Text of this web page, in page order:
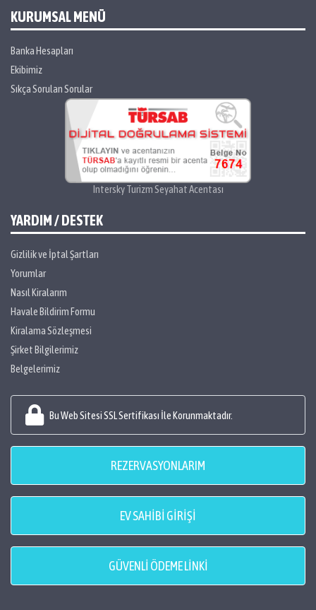
KURUMSAL MENÜ
Banka Hesapları
Ekibimiz
Sıkça Sorulan Sorular
Intersky Turizm Seyahat Acentası
YARDIM / DESTEK
Gizlilik ve İptal Şartları
Yorumlar
Nasıl Kiralarım
Havale Bildirim Formu
Kiralama Sözleşmesi
Şirket Bilgilerimiz
Belgelerimiz
Bu Web Sitesi SSL Sertifikası İle Korunmaktadır.
REZERVASYONLARIM
EV SAHİBİ GİRİŞİ
GÜVENLİ ÖDEME LİNKİ